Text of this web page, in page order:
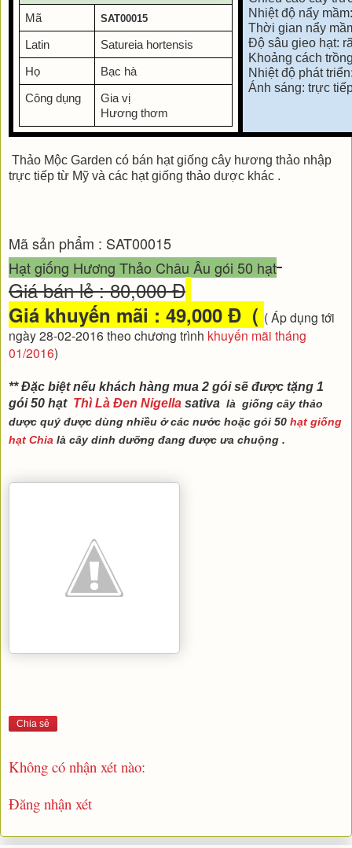
Mã SAT00015
Latin Satureia hortensis
Họ Bạc hà
Công dụng
Gia vị
Hương thơm
Nhiệt độ nẩy
Thời gian nẩy
Độ sâu gieo hạt:
Khoảng cách
Nhiệt độ phát
Ánh sáng: trực
Thảo Mộc Garden có bán hạt giống cây hương thảo nhập
trực tiếp từ Mỹ và các hạt giống thảo dược khác .
Mã sản phẩm : SAT00015
Hạt giống Hương Thảo Châu Âu gói 50 hạt
Giá bán lẻ : 80,000 Đ
Giá khuyến mãi : 49,000 Đ ( ( Áp dụng tới
ngày 28-02-2016 theo chương trình khuyến mãi tháng
01/2016)
** Đặc biệt nếu khách hàng mua 2 gói sẽ được tặng 1
gói 50 hạt Thì Là Đen Nigella sativa là giống cây thảo
dược quý được dùng nhiều ở các nước hoặc gói 50 hạt giống
hạt Chia là cây dinh dưỡng đang được ưa chuộng .
Chia sẻ
Không có nhận xét nào:
Đăng nhận xét